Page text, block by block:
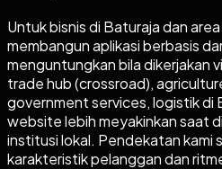
Untuk bisnis di Baturaja dan
membangun aplikasi berbasis
menguntungkan bila dikerjakan
trade hub (crossroad),
government services, logistik di
website lebih meyakinkan saat
institusi lokal. Pendekatan kami
karakteristik pelanggan dan